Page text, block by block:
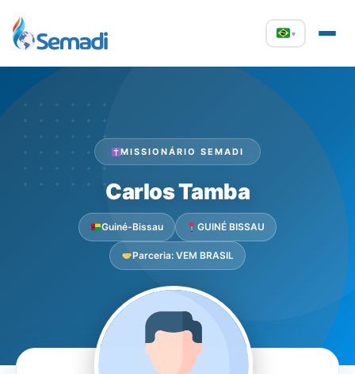
▾
MISSIONÁRIO SEMADI
Carlos Tamba
Guiné-Bissau GUINÉ BISSAU
Parceria: VEM BRASIL